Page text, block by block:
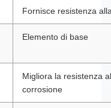
Fornisce resistenza
Elemento di base
Migliora la resistenza
corrosione